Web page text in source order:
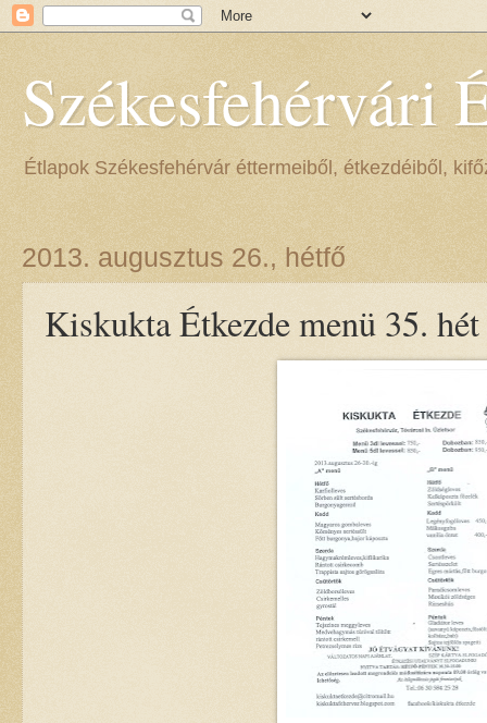
Székesfehérvári
Étlapok Székesfehérvár éttermeiből, étkezdéiből,
2013. augusztus 26., hétfő
Kiskukta Étkezde menü 35. hét